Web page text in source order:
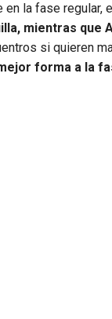
la fase
mientras
si quieren
forma a la